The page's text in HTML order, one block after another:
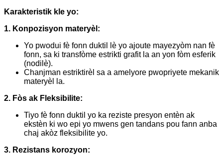
Karakteristik kle yo:
1. Konpozisyon materyèl:
Yo pwodui fè fonn duktil lè yo ajoute mayezyòm nan fè
fonn, sa ki transfòme estrikti grafit la an yon fòm esferik
(nodilè).
Chanjman estriktirèl sa a amelyore pwopriyete mekanik
materyèl la.
2. Fòs ak Fleksibilite:
Tiyo fè fonn duktil yo ka reziste presyon entèn ak
ekstèn ki wo epi yo mwens gen tandans pou fann anba
chaj akòz fleksibilite yo.
3. Rezistans korozyon: